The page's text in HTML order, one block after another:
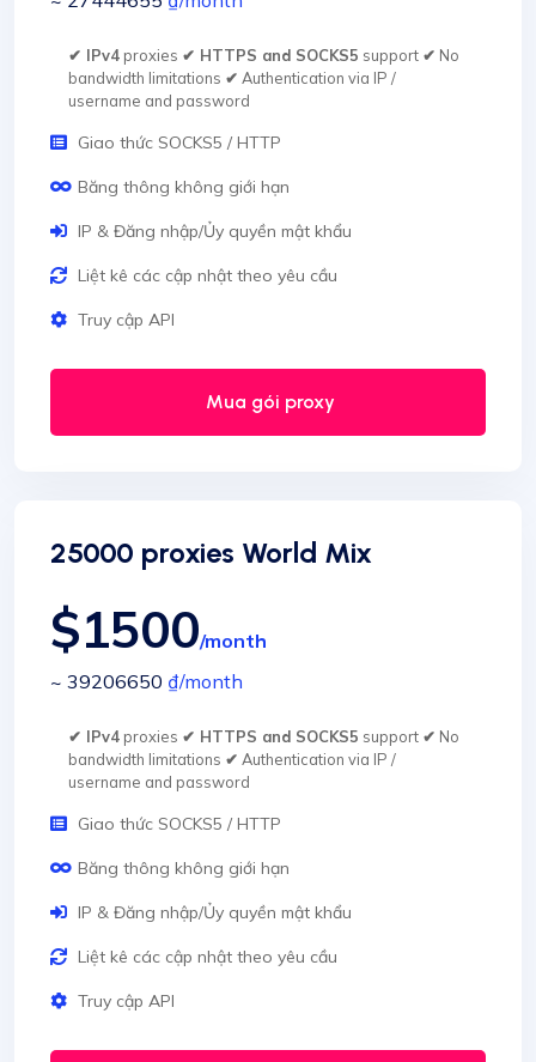
✔ IPv4proxies ✔ HTTPS and SOCKS5 support ✔ No
bandwidth limitations ✔ Authentication via IP /
username and password
Giao thức SOCKS5 / HTTP
Băng thông không giới hạn
IP & Đăng nhập/Ủy quyền mật khẩu
Liệt kê các cập nhật theo yêu cầu
Truy cập API
Mua gói proxy
25000 proxies World Mix
$1500/month
~ 39206650 ₫/month
✔ IPv4proxies ✔ HTTPS and SOCKS5 support ✔ No
bandwidth limitations ✔ Authentication via IP /
username and password
Giao thức SOCKS5 / HTTP
Băng thông không giới hạn
IP & Đăng nhập/Ủy quyền mật khẩu
Liệt kê các cập nhật theo yêu cầu
Truy cập API